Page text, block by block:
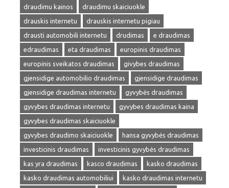
draudimu kainos
draudimu skaiciuokle
drauskis internetu
drauskis internetu pigiau
drausti automobili internetu
drudimas
e draudimas
edraudimas
eta draudimas
europinis draudimas
europinis sveikatos draudimas
givybes draudimas
gjensidige automobilio draudimas
gjensidige draudimas
gjensidige draudimas internetu
gyvybės draudimas
gyvybes draudimas internetu
gyvybes draudimas kaina
gyvybes draudimas skaiciuokle
gyvybes draudimo skaiciuokle
hansa gyvybės draudimas
investicinis draudimas
investicinis gyvybės draudimas
kas yra draudimas
kasco draudimas
kasko draudimas
kasko draudimas automobiliui
kasko draudimas internetu